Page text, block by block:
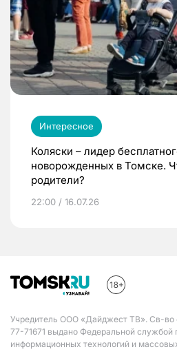
Интересное
Коляски – лидер
новорожденных в Томске.
родители?
22:00 / 16.07.26
Учредитель ООО «Дайджест ТВ». Св-
77-71671 выдано Федеральной службой
информационных технологий и